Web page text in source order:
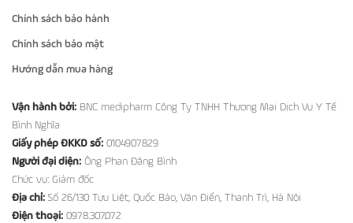
Chính sách bảo hành
Chính sách bảo mật
Hướng dẫn mua hàng
Vận hành bởi: BNC medipharm Công Ty TNHH Thương Mại Dịch Vụ Y Tế
Bình Nghĩa
Giấy phép ĐKKD số: 0104907829
Người đại diện: Ông Phan Đăng Bình
Chức vụ: Giám đốc
Địa chỉ: Số 26/130 Tựu Liệt, Quốc Bảo, Văn Điển, Thanh Trì, Hà Nội
Điện thoại: 0978.307.072